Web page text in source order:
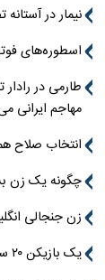
نیمار در
اسطوره‌های
طارمی در
مهاجم ایرانی
انتخاب صلاح
چگونه یک زن
زن جنجالی
یک بازیکن ۲۰ ساله کاپیتان جدید استقلال